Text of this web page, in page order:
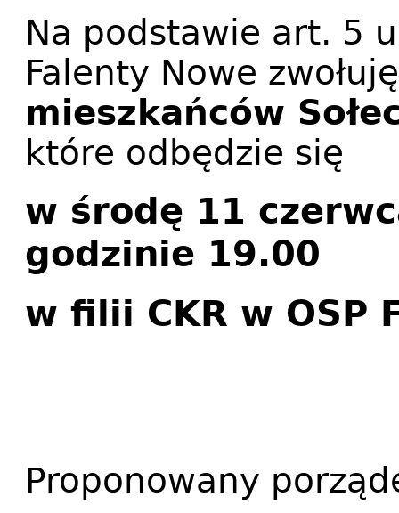
Na podstawie art. 5
Falenty Nowe
mieszkańców
które odbędzie się
w środę 11
godzinie 19.00
w filii CKR w OSP
Proponowany